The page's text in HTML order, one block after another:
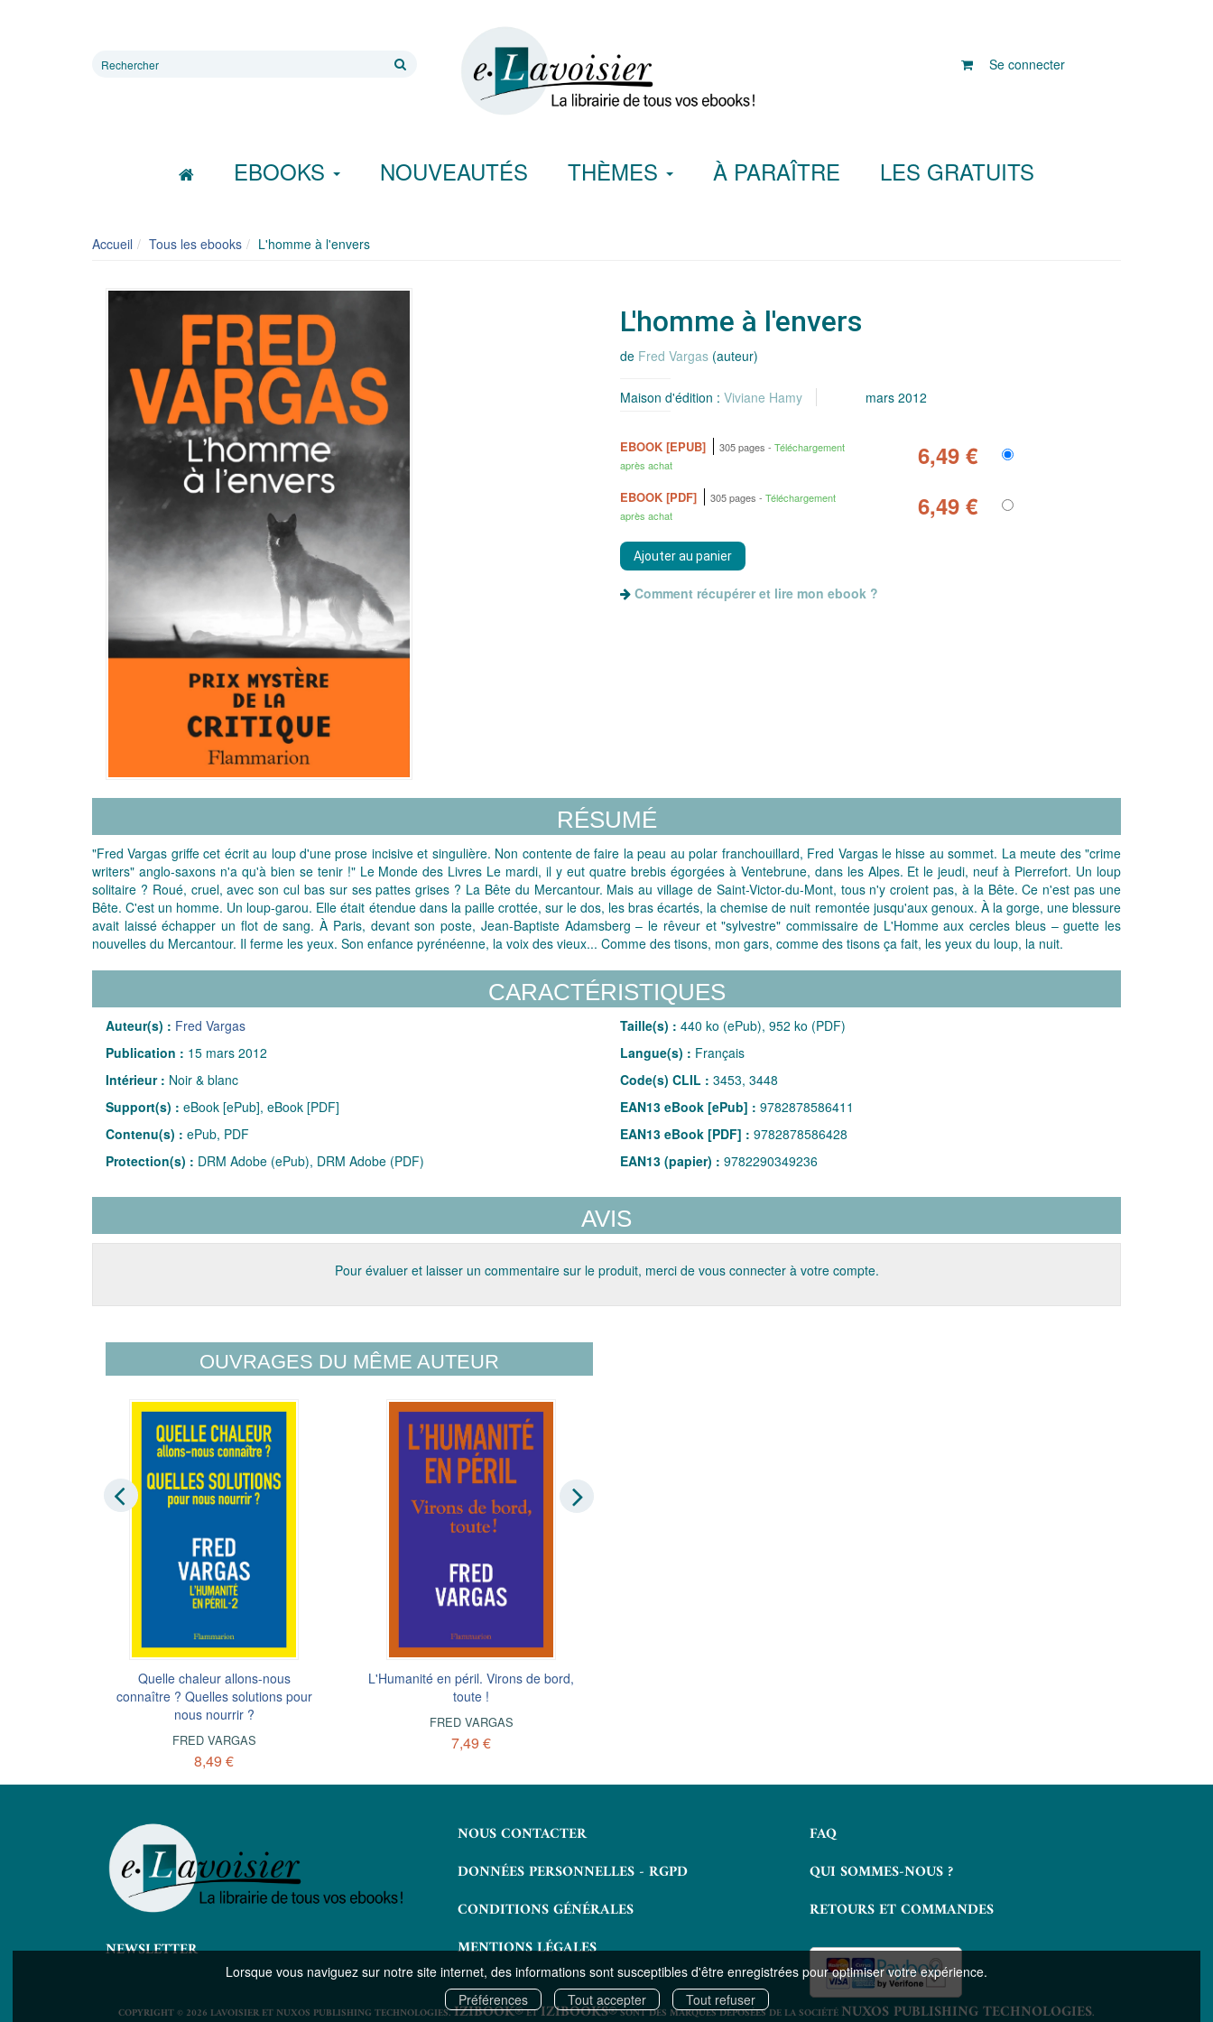
Lorsque vous naviguez sur notre site internet, des informations sont susceptibles d'être enregistrées pour optimiser votre expérience.
Préférences
Tout accepter Tout refuser
Rechercher
Se connecter
EBOOKS NOUVEAUTÉS THÈMES À PARAÎTRE LES GRATUITS
Accueil Tous les ebooks L'homme à l'envers
L'homme à l'envers
de Fred Vargas (auteur)
Maison d'édition : Viviane Hamy mars 2012
EBOOK [EPUB] 305 pages
Téléchargement
après achat
6,49 €
EBOOK [PDF] 305 pages
Téléchargement
après achat
6,49 €
Comment récupérer et lire mon ebook ?
RÉSUMÉ
"Fred Vargas griffe cet écrit au loup d'une prose incisive et singulière. Non contente de faire la peau au polar franchouillard, Fred Vargas le hisse au sommet. La meute des "crime
writers" anglo-saxons n'a qu'à bien se tenir !" Le Monde des Livres Le mardi, il y eut quatre brebis égorgées à Ventebrune, dans les Alpes. Et le jeudi, neuf à Pierrefort. Un loup
solitaire ? Roué, cruel, avec son cul bas sur ses pattes grises ? La Bête du Mercantour. Mais au village de Saint-Victor-du-Mont, tous n'y croient pas, à la Bête. Ce n'est pas une
Bête. C'est un homme. Un loup-garou. Elle était étendue dans la paille crottée, sur le dos, les bras écartés, la chemise de nuit remontée jusqu'aux genoux. À la gorge, une blessure
avait laissé échapper un flot de sang. À Paris, devant son poste, Jean-Baptiste Adamsberg – le rêveur et "sylvestre" commissaire de L'Homme aux cercles bleus – guette les
nouvelles du Mercantour. Il ferme les yeux. Son enfance pyrénéenne, la voix des vieux... Comme des tisons, mon gars, comme des tisons ça fait, les yeux du loup, la nuit.
CARACTÉRISTIQUES
Auteur(s) : Fred Vargas
Publication : 15 mars 2012
Intérieur : Noir & blanc
Support(s) : eBook [ePub], eBook [PDF]
Contenu(s) : ePub, PDF
Protection(s) : DRM Adobe (ePub), DRM Adobe (PDF)
Taille(s) : 440 ko (ePub), 952 ko (PDF)
Langue(s) : Français
Code(s) CLIL : 3453, 3448
EAN13 eBook [ePub] : 9782878586411
EAN13 eBook [PDF] : 9782878586428
EAN13 (papier) : 9782290349236
AVIS
Pour évaluer et laisser un commentaire sur le produit, merci de vous connecter à votre compte.
OUVRAGES DU MÊME AUTEUR
Quelle chaleur allons-nous
connaître ? Quelles solutions pour
nous nourrir ?
FRED VARGAS
8,49 €
L'Humanité en péril. Virons de bord,
toute !
FRED VARGAS
7,49 €
NEWSLETTER
NOUS CONTACTER
DONNÉES PERSONNELLES - RGPD
CONDITIONS GÉNÉRALES
MENTIONS LÉGALES
FAQ
QUI SOMMES-NOUS ?
RETOURS ET COMMANDES
COPYRIGHT © 2026 LAVOISIER ET NUXOS PUBLISHING TECHNOLOGIES.IZIBOOK®ETIZIBOOKS®SONT DES MARQUES DÉPOSÉES DE LA SOCIÉTÉ NUXOS PUBLISHING TECHNOLOGIES.